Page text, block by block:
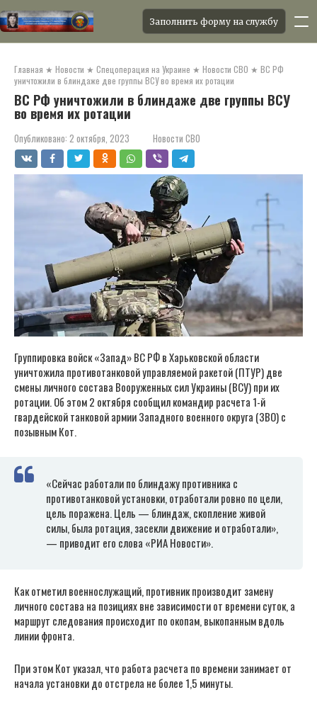
контенту
Заполнить форму на службу
Главная ★ Новости ★ Спецоперация на Украине ★ Новости СВО ★ ВС РФ
уничтожили в блиндаже две группы ВСУ во время их ротации
ВС РФ уничтожили в блиндаже две группы ВСУ
во время их ротации
Опубликовано: 2 октября, 2023 Новости СВО
Группировка войск «Запад» ВС РФ в Харьковской области
уничтожила противотанковой управляемой ракетой (ПТУР) две
смены личного состава Вооруженных сил Украины (ВСУ) при их
ротации. Об этом 2 октября сообщил командир расчета 1-й
гвардейской танковой армии Западного военного округа (ЗВО) с
позывным Кот.
«Сейчас работали по блиндажу противника с
противотанковой установки, отработали ровно по цели,
цель поражена. Цель — блиндаж, скопление живой
силы, была ротация, засекли движение и отработали»,
— приводит его слова «РИА Новости».
Как отметил военнослужащий, противник производит замену
личного состава на позициях вне зависимости от времени суток, а
маршрут следования происходит по окопам, выкопанным вдоль
линии фронта.
При этом Кот указал, что работа расчета по времени занимает от
начала установки до отстрела не более 1,5 минуты.